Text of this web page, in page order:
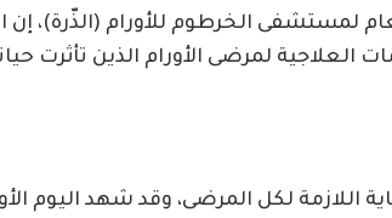
لمستشفى الخرطوم للأورام (الذّرة)،
العلاجية لمرضى الأورام الذين تأثرت